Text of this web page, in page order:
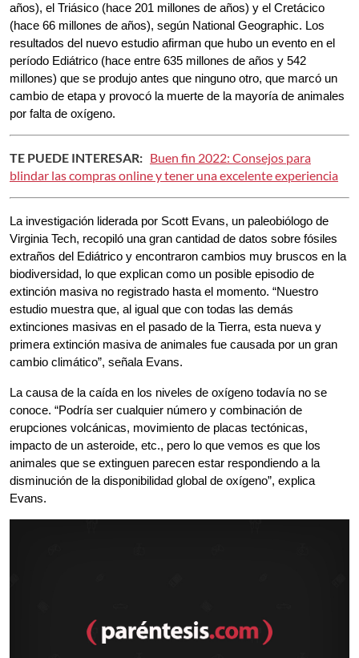
años), el Triásico (hace 201 millones de años) y el Cretácico
(hace 66 millones de años), según National Geographic. Los
resultados del nuevo estudio afirman que hubo un evento en el
período Ediátrico (hace entre 635 millones de años y 542
millones) que se produjo antes que ninguno otro, que marcó un
cambio de etapa y provocó la muerte de la mayoría de animales
por falta de oxígeno.
TE PUEDE INTERESAR: Buen fin 2022: Consejos para
blindar las compras online y tener una excelente experiencia
La investigación liderada por Scott Evans, un paleobiólogo de
Virginia Tech, recopiló una gran cantidad de datos sobre fósiles
extraños del Ediátrico y encontraron cambios muy bruscos en la
biodiversidad, lo que explican como un posible episodio de
extinción masiva no registrado hasta el momento. “Nuestro
estudio muestra que, al igual que con todas las demás
extinciones masivas en el pasado de la Tierra, esta nueva y
primera extinción masiva de animales fue causada por un gran
cambio climático”, señala Evans.
La causa de la caída en los niveles de oxígeno todavía no se
conoce. “Podría ser cualquier número y combinación de
erupciones volcánicas, movimiento de placas tectónicas,
impacto de un asteroide, etc., pero lo que vemos es que los
animales que se extinguen parecen estar respondiendo a la
disminución de la disponibilidad global de oxígeno”, explica
Evans.